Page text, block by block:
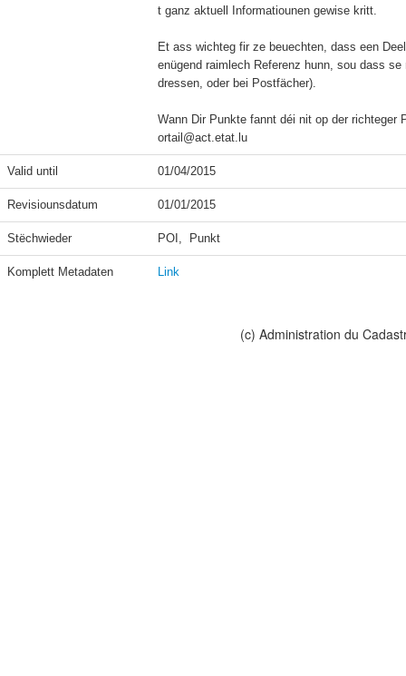
t ganz aktuell Informatiounen gewise kritt.
Et ass wichteg fir ze beuechten, dass een
enügend raimlech Referenz hunn, sou dass
dressen, oder bei Postfächer).
Wann Dir Punkte fannt déi nit op der
ortail@act.etat.lu
Valid until 01/04/2015
Revisiounsdatum 01/01/2015
Stëchwieder POI,  Punkt
Komplett Metadaten Link
(c) Administration du